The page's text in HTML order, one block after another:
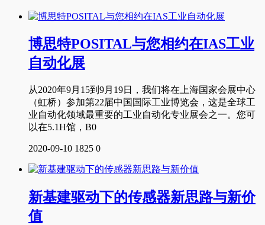
博思特POSITAL与您相约在IAS工业
自动化展
从2020年9月15到9月19日，我们将在上海国家会展中心
（虹桥）参加第22届中国国际工业博览会，这是全球工
业自动化领域最重要的工业自动化专业展会之一。您可
以在5.1H馆，B0
2020-09-10 1825 0
新基建驱动下的传感器新思路与新价
值